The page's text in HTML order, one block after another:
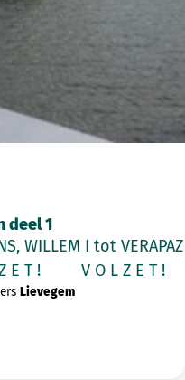
deel 1
WILLEM I tot VERAPAZ
! V O L Z E T !
Lievegem